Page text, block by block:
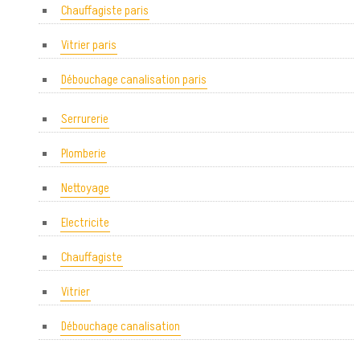
Chauffagiste paris
Vitrier paris
Débouchage canalisation paris
Serrurerie
Plomberie
Nettoyage
Electricite
Chauffagiste
Vitrier
Débouchage canalisation